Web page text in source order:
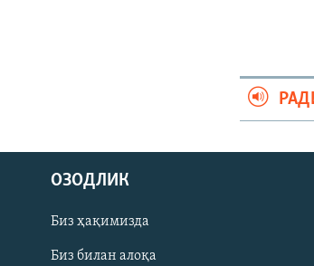
На русском
ИЖТИМОИЙ ТАРМОҚЛАР
ОЗОДЛИК
Биз ҳақимизда
Биз билан алоқа